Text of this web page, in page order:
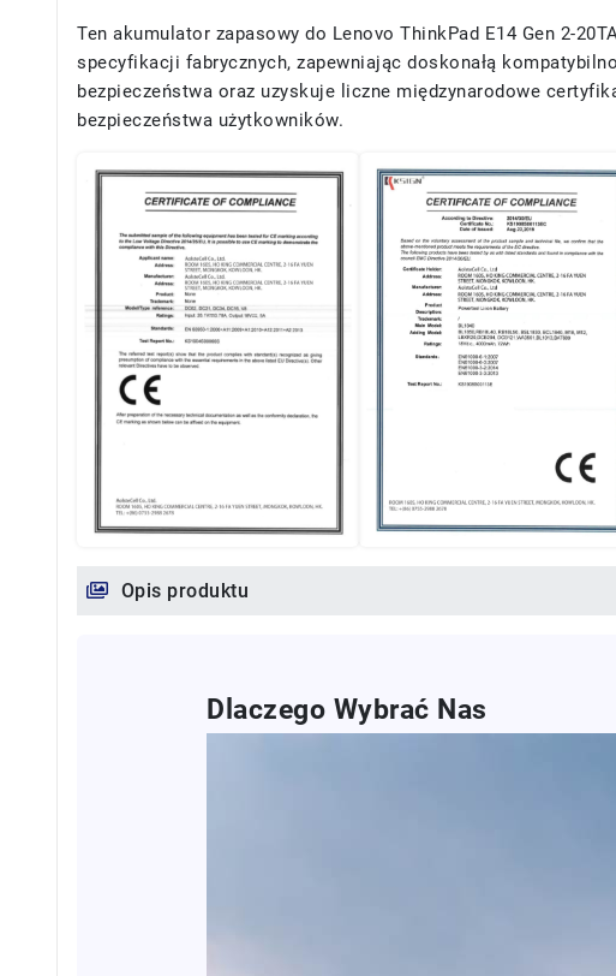
Ten akumulator zapasowy do Lenovo ThinkPad E14 Gen 2-
specyfikacji fabrycznych, zapewniając doskonałą
bezpieczeństwa oraz uzyskuje liczne międzynarodowe
bezpieczeństwa użytkowników.
Opis produktu
Dlaczego Wybrać Nas